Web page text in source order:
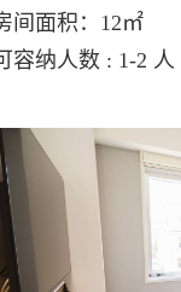
间面积：12㎡
容纳人数 : 1-2 人